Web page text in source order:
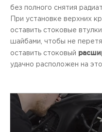
без полного снятия
При установке верхних
оставить стоковые
шайбами, чтобы не
оставить стоковый
удачно расположен на это